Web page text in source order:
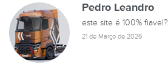
Pedro Leandro
este site é 100% fiavel?
21 de Março de 2026